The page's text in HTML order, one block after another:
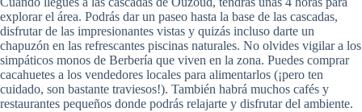
explorar el área. Podrás dar un paseo hasta la base de las cascadas,
disfrutar de las impresionantes vistas y quizás incluso darte un
chapuzón en las refrescantes piscinas naturales. No olvides vigilar a los
simpáticos monos de Berbería que viven en la zona. Puedes comprar
cacahuetes a los vendedores locales para alimentarlos (¡pero ten
cuidado, son bastante traviesos!). También habrá muchos cafés y
restaurantes pequeños donde podrás relajarte y disfrutar del ambiente.